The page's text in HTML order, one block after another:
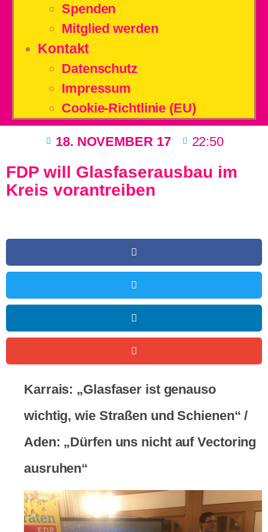
Spenden
Mitglied werden
Kontakt
Datenschutz
Impressum
Cookie-Richtlinie (EU)
18. NOVEMBER 17 22:50
FDP will Glasfaserausbau im
Kreis vorantreiben
Karrais: „Glasfaser ist genauso
wichtig, wie Straßen und Schienen“ /
Aden: „Dürfen uns nicht auf Vectoring
ausruhen“